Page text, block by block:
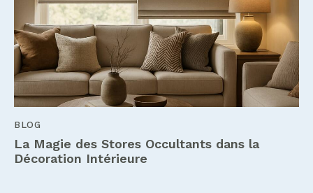
BLOG
La Magie des Stores Occultants dans la
Décoration Intérieure